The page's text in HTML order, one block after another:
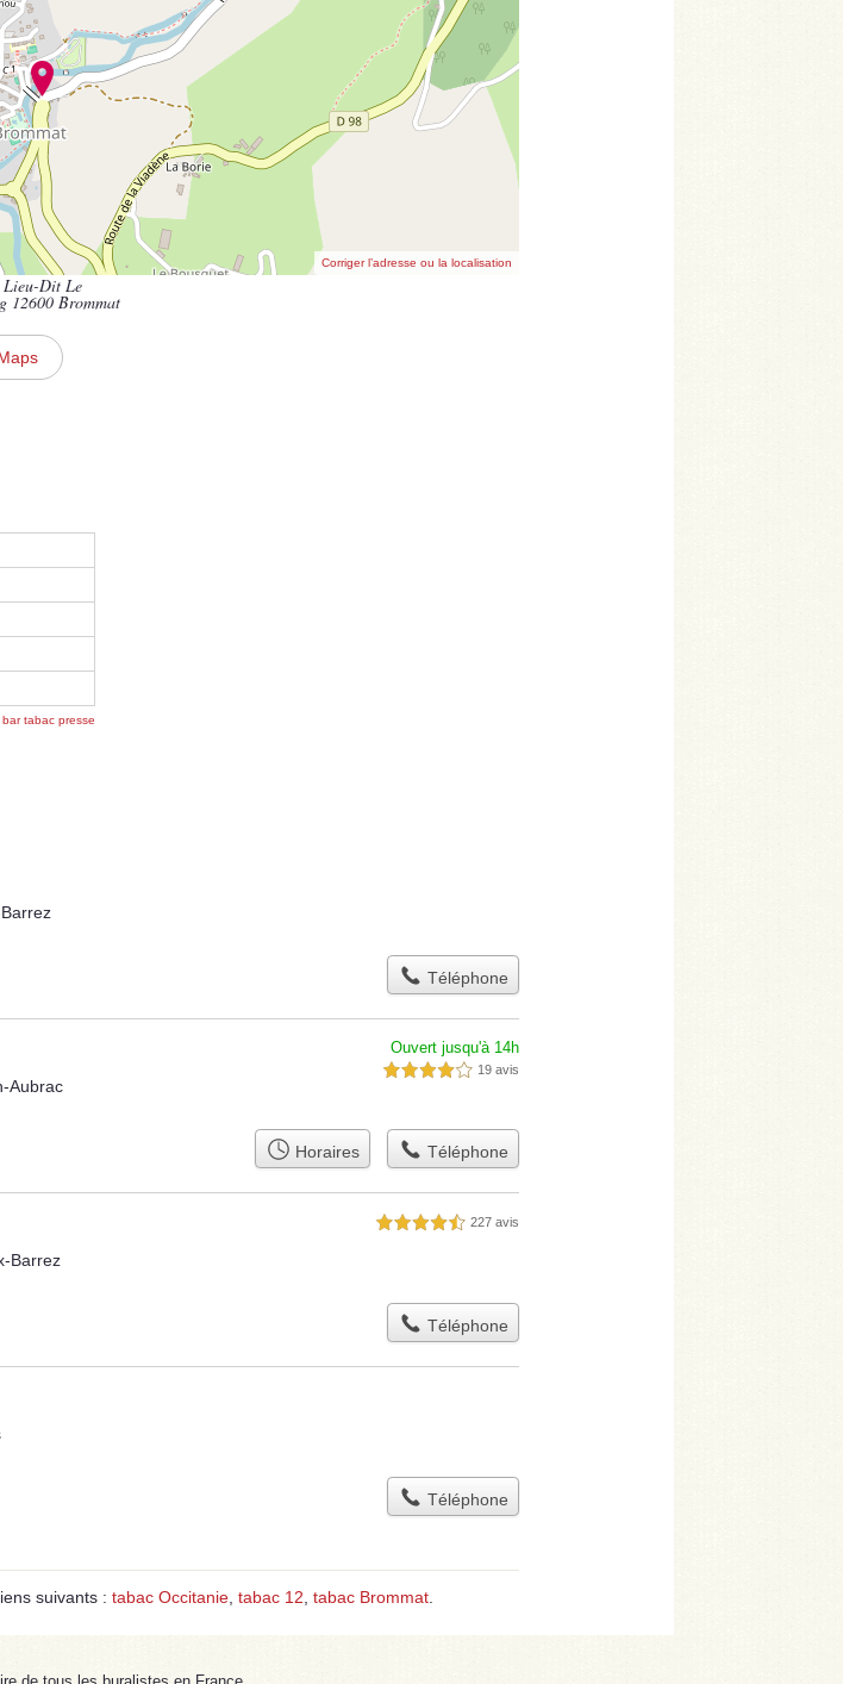
Corriger l’adresse ou la localisation
Lieu-Dit Le
12600 Brommat
tabac presse
Téléphone
Aubrac
Ouvert jusqu'à 14h
4,0 étoiles sur 5 19 avis
Horaires Téléphone
Barrez
4,5 étoiles sur 5 227 avis
Téléphone
Téléphone
suivants : tabac Occitanie, tabac 12, tabac Brommat.